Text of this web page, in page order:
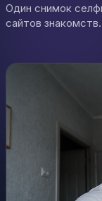
Один снимок
сайтов знакомств.